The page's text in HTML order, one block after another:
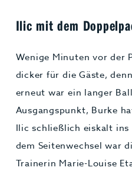
Ilic mit dem
Wenige Minuten vor der
dicker für die Gäste,
erneut war ein langer
Ausgangspunkt, Burke
Ilic schließlich eiskalt ins
dem Seitenwechsel war
Trainerin Marie-Louise